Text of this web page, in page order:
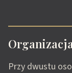
Przy dwustu